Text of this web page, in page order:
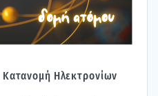
Ηλε­κτρο­νί­ων